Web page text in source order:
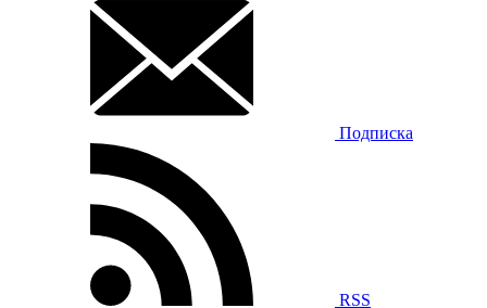
Подписка
RSS